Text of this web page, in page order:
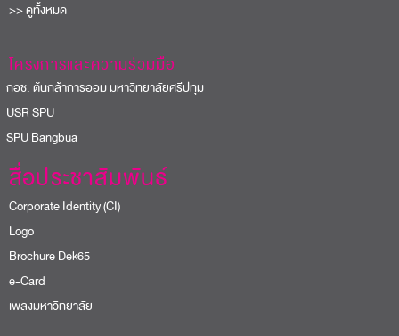
>> ดูทั้งหมด
โครงการและความร่วมมือ
ช. ต้นกล้าการออม มหาวิทยาลัยศรีปทุม
SPU
Bangbua
สื่อประชาสัมพันธ์
Corporate Identity (CI)
Logo
Brochure Dek65
e-Card
เพลงมหาวิทยาลัย